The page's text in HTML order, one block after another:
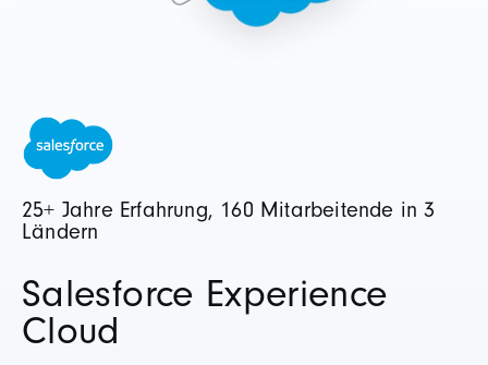
25+ Jahre Erfahrung, 160 Mitarbeitende in 3
Ländern
Salesforce Experience
Cloud